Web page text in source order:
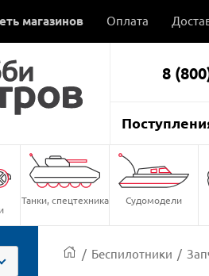
магазинов Оплата
8
Танки, спецтехника Судомодели
/ Беспилотники /